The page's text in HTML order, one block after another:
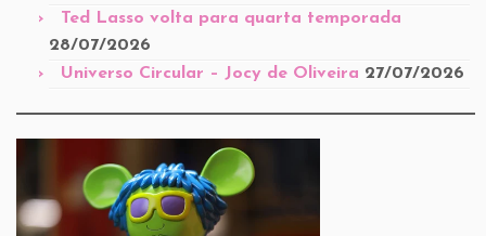
Ted Lasso volta para quarta temporada
28/07/2026
Universo Circular – Jocy de Oliveira 27/07/2026